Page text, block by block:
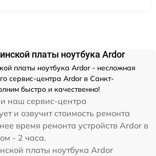
платы ноутбука Ardor
платы ноутбука Ardor - несложная
сервис-центра Ardor в Санкт-
быстро и качественно!
наш сервис-центра
и озвучит стоимость ремонта
время ремонта устройств Ardor в
- 2 часа.
платы ноутбука Ardor